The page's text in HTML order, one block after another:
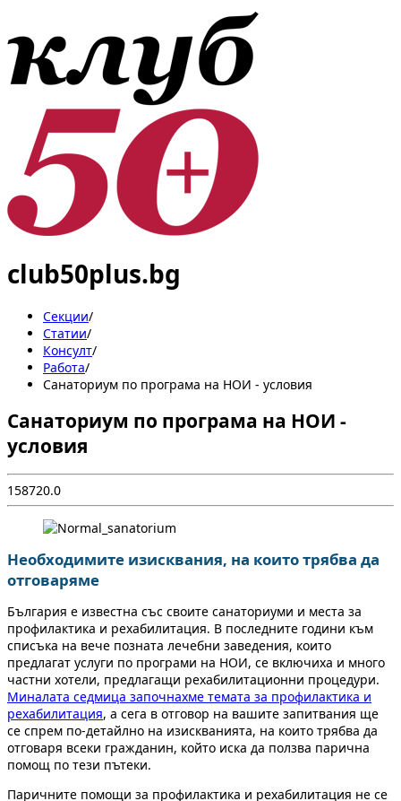
club50plus.bg
Секции/
Статии/
Консулт/
Работа/
Санаториум по програма на НОИ - условия
Санаториум по програма на НОИ -
условия
158720.0
Необходимите изисквания, на които трябва да
отговаряме
България е известна със своите санаториуми и места за
профилактика и рехабилитация. В последните години към
списъка на вече позната лечебни заведения, които
предлагат услуги по програми на НОИ, се включиха и много
частни хотели, предлагащи рехабилитационни процедури.
Миналата седмица започнахме темата за профилактика и
рехабилитация, а сега в отговор на вашите запитвания ще
се спрем по-детайлно на изискванията, на които трябва да
отговаря всеки гражданин, който иска да ползва парична
помощ по тези пътеки.
Паричните помощи за профилактика и рехабилитация не се